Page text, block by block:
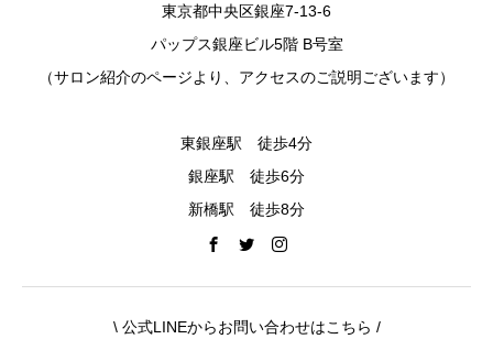
東京都中央区銀座7-13-6
パップス銀座ビル5階 B号室
（サロン紹介のページより、アクセスのご説明ございます）
東銀座駅 徒歩4分
銀座駅 徒歩6分
新橋駅 徒歩8分
\ 公式LINEからお問い合わせはこちら /